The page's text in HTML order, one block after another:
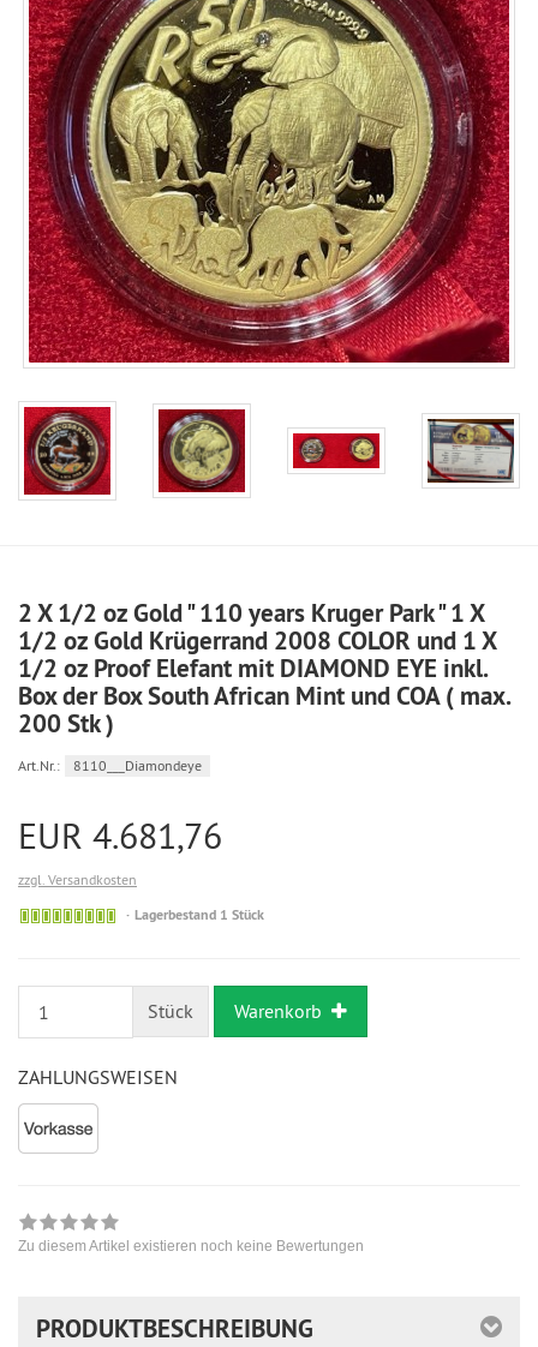
2 X 1/2 oz Gold " 110 years Kruger Park " 1 X
1/2 oz Gold Krügerrand 2008 COLOR und 1 X
1/2 oz Proof Elefant mit DIAMOND EYE inkl.
Box der Box South African Mint und COA ( max.
200 Stk )
Art.Nr.: 8110___Diamondeye
EUR 4.681,76
zzgl. Versandkosten
Bestellung
Lagerbestand 1 Stück
Stück Warenkorb
ZAHLUNGSWEISEN
Zu diesem Artikel existieren noch keine Bewertungen
PRODUKTBESCHREIBUNG